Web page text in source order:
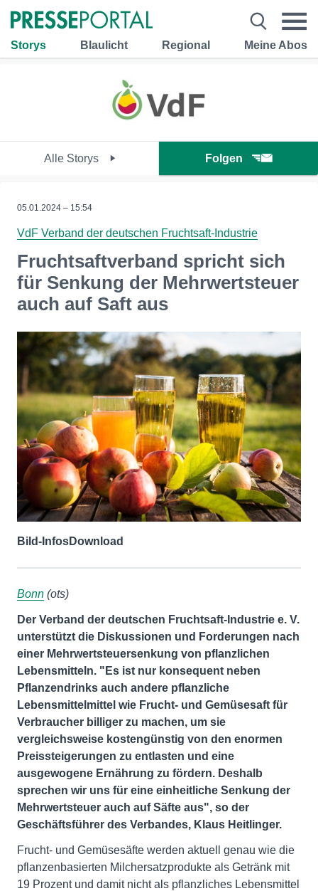
Storys Blaulicht Regional Meine Abos
Alle Storys Folgen
05.01.2024 – 15:54
VdF Verband der deutschen Fruchtsaft-Industrie
Fruchtsaftverband spricht sich
für Senkung der Mehrwertsteuer
auch auf Saft aus
Bild-InfosDownload
Bonn (ots)
Der Verband der deutschen Fruchtsaft-Industrie e. V.
unterstützt die Diskussionen und Forderungen nach
einer Mehrwertsteuersenkung von pflanzlichen
Lebensmitteln. "Es ist nur konsequent neben
Pflanzendrinks auch andere pflanzliche
Lebensmittelmittel wie Frucht- und Gemüsesaft für
Verbraucher billiger zu machen, um sie
vergleichsweise kostengünstig von den enormen
Preissteigerungen zu entlasten und eine
ausgewogene Ernährung zu fördern. Deshalb
sprechen wir uns für eine einheitliche Senkung der
Mehrwertsteuer auch auf Säfte aus", so der
Geschäftsführer des Verbandes, Klaus Heitlinger.
Frucht- und Gemüsesäfte werden aktuell genau wie die
pflanzenbasierten Milchersatzprodukte als Getränk mit
19 Prozent und damit nicht als pflanzliches Lebensmittel